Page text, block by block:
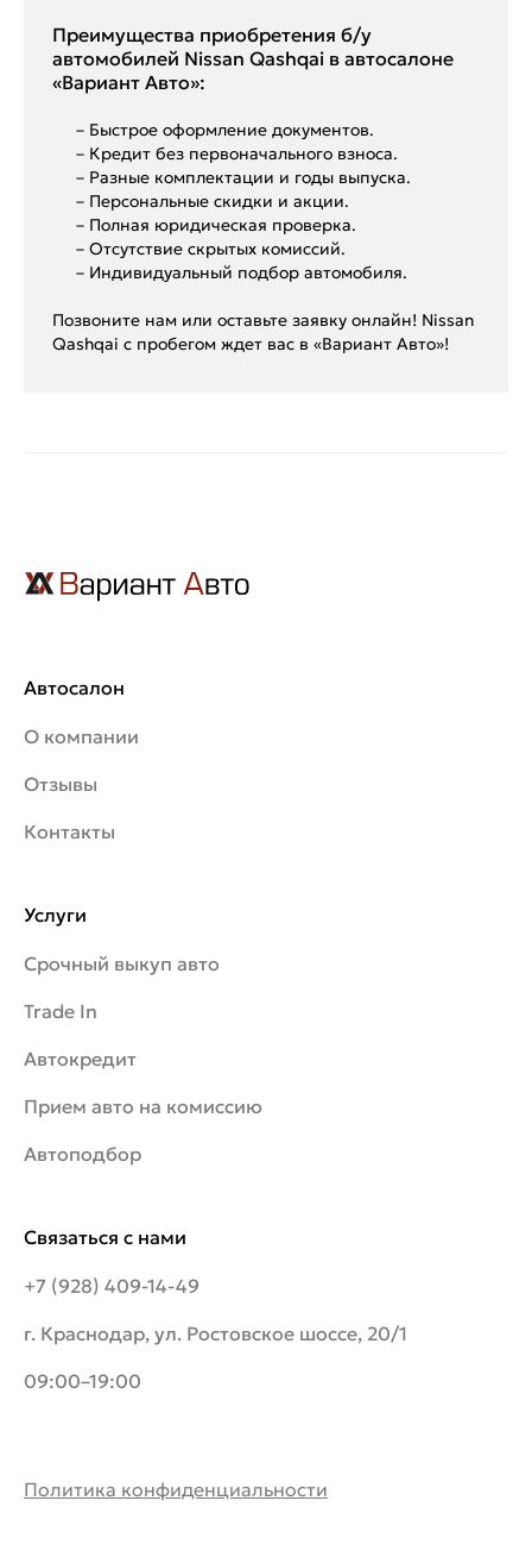
Преимущества приобретения б/у
автомобилей Nissan Qashqai в автосалоне
«Вариант Авто»:
– Быстрое оформление документов.
– Кредит без первоначального взноса.
– Разные комплектации и годы выпуска.
– Персональные скидки и акции.
– Полная юридическая проверка.
– Отсутствие скрытых комиссий.
– Индивидуальный подбор автомобиля.
Позвоните нам или оставьте заявку онлайн! Nissan
Qashqai с пробегом ждет вас в «Вариант Авто»!
Автосалон
О компании
Отзывы
Контакты
Связаться с нами
+7 (928) 409-14-49
г. Краснодар, ул. Ростовское шоссе, 20/1
09:00–19:00
Услуги
Срочный выкуп авто
Trade In
Автокредит
Прием авто на комиссию
Автоподбор
Политика конфиденциальности